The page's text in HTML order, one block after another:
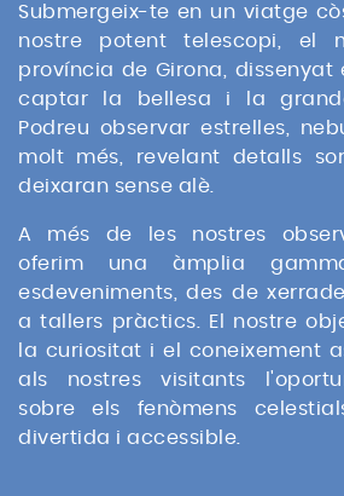
Submergeix-te en un viatge
nostre potent telescopi, el
província de Girona, dissenyat
captar la bellesa i la
Podreu observar estrelles,
molt més, revelant detalls
deixaran sense alè.
A més de les nostres
oferim una àmplia
esdeveniments, des de
a tallers pràctics. El nostre
la curiositat i el coneixement
als nostres visitants
sobre els fenòmens
divertida i accessible.